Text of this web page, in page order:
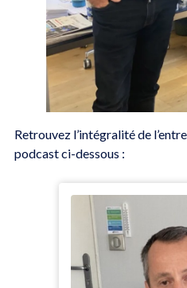
Retrouvez l’intégralité de
podcast ci-dessous :